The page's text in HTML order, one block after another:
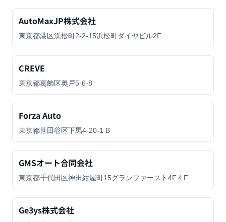
AutoMaxJP株式会社
東京都港区浜松町2-2-15浜松町ダイヤビル2F
CREVE
東京都葛飾区奥戸5-6-8
Forza Auto
東京都世田谷区下馬4-20-1 B
GMSオート合同会社
東京都千代田区神田紺屋町15グランファースト4F４F
Ge3ys株式会社